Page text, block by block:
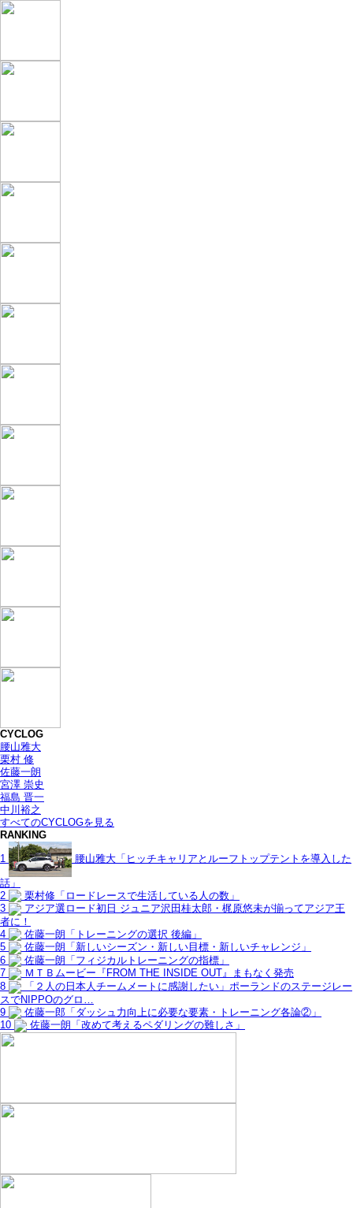
CYCLOG
腰山雅大
栗村 修
佐藤一朗
宮澤 崇史
福島 晋一
中川裕之
すべてのCYCLOGを見る
RANKING
1
腰山雅大「ヒッチキャリアとルーフトップテントを導入した
話」
2
栗村修「ロードレースで生活している人の数」
3
アジア選ロード初日 ジュニア沢田桂太郎・梶原悠未が揃ってアジア王
者に！
4
佐藤一朗「トレーニングの選択 後編」
5
佐藤一朗「新しいシーズン・新しい目標・新しいチャレンジ」
6
佐藤一朗「フィジカルトレーニングの指標」
7
ＭＴＢムービー『FROM THE INSIDE OUT』まもなく発売
8
「２人の日本人チームメートに感謝したい」ポーランドのステージレー
スでNIPPOのグロ…
9
佐藤一郎「ダッシュ力向上に必要な要素・トレーニング各論②」
10
佐藤一朗「改めて考えるペダリングの難しさ」